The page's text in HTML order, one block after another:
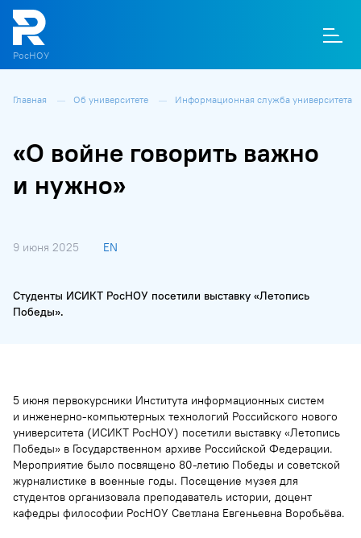
РосНОУ
Главная Об университете Информационная служба университета
«О войне говорить важно
и нужно»
9 июня 2025 EN
Студенты ИСИКТ РосНОУ посетили выставку «Летопись
Победы».
5 июня первокурсники Института информационных систем
и инженерно-компьютерных технологий Российского нового
университета (ИСИКТ РосНОУ) посетили выставку «Летопись
Победы» в Государственном архиве Российской Федерации.
Мероприятие было посвящено 80-летию Победы и советской
журналистике в военные годы. Посещение музея для
студентов организовала преподаватель истории, доцент
кафедры философии РосНОУ Светлана Евгеньевна Воробьёва.